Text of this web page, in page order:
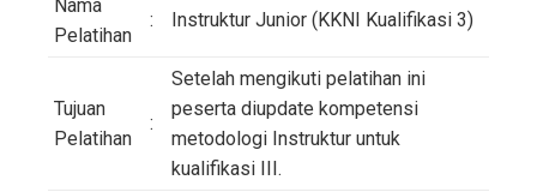
Nama
Pelatihan
: Instruktur Junior (KKNI Kualifikasi 3)
Tujuan
Pelatihan
:
Setelah mengikuti pelatihan ini
peserta diupdate kompetensi
metodologi Instruktur untuk
kualifikasi III.